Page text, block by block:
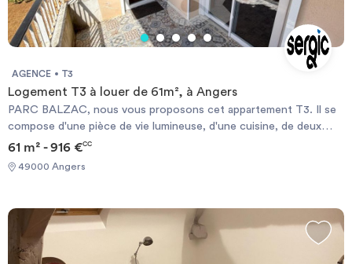
AGENCE T3
Logement T3 à louer de 61m², à Angers
PARC BALZAC, nous vous proposons cet appartement T3. Il se
compose d'une pièce de vie lumineuse, d'une cuisine, de deux
chambres, d'une salle de bains ainsi que de WC séparés. Il vous
offre également une cave et un parking. Les charges
comprennent eau froide, eau chaude, chauffage et entretien des
solvabilité sur notre site www.sergic.com en cliquant sur
\"Candidater en ligne\".. Les informations sur les risques auxquels
ce bien est exposé sont disponibles sur le site Géorisque :
https://www.georisques.gouv.fr Les informations sur les risques
61 m² - 916 €CC
49000 Angers